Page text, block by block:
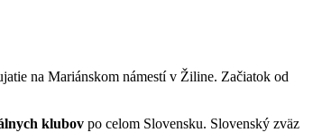
na Mariánskom námestí v Žiline. Začiatok od
klubov po celom Slovensku. Slovenský zväz